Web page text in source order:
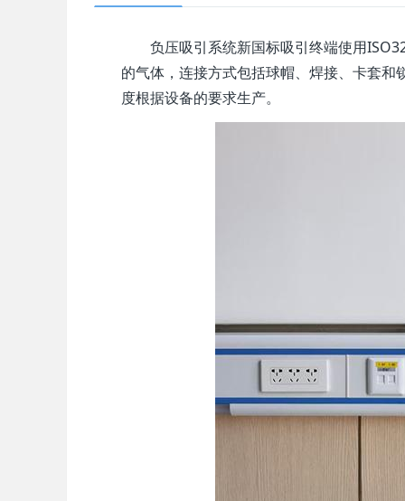
负压吸引系统新国标吸引终端使用
的气体，连接方式包括球帽、焊接、卡套
度根据设备的要求生产。